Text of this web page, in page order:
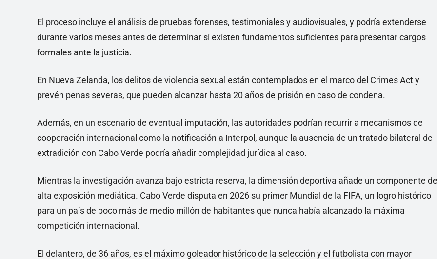
El proceso incluye el análisis de pruebas forenses, testimoniales y audiovisuales, y podría extenderse
durante varios meses antes de determinar si existen fundamentos suficientes para presentar cargos
formales ante la justicia.
En Nueva Zelanda, los delitos de violencia sexual están contemplados en el marco del Crimes Act y
prevén penas severas, que pueden alcanzar hasta 20 años de prisión en caso de condena.
Además, en un escenario de eventual imputación, las autoridades podrían recurrir a mecanismos de
cooperación internacional como la notificación a Interpol, aunque la ausencia de un tratado bilateral de
extradición con Cabo Verde podría añadir complejidad jurídica al caso.
Mientras la investigación avanza bajo estricta reserva, la dimensión deportiva añade un componente de
alta exposición mediática. Cabo Verde disputa en 2026 su primer Mundial de la FIFA, un logro histórico
para un país de poco más de medio millón de habitantes que nunca había alcanzado la máxima
competición internacional.
El delantero, de 36 años, es el máximo goleador histórico de la selección y el futbolista con mayor